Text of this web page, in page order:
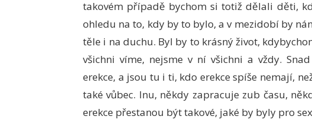
takovém případě bychom si totiž dělali děti,
ohledu na to, kdy by to bylo, a v mezidobí by
těle i na duchu. Byl by to krásný život,
všichni víme, nejsme v ní všichni a vždy.
erekce, a jsou tu i ti, kdo erekce spíše nemají,
také vůbec. Inu, někdy zapracuje zub času,
erekce přestanou být takové, jaké by byly pro